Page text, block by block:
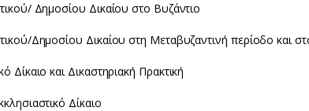
Δημοσίου Δικαίου στο Βυζάντιο
Δημοσίου Δικαίου στη Μεταβυζαντινή περίοδο και
Δίκαιο και Δικαστηριακή Πρακτική
Δίκαιο